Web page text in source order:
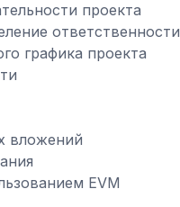
проекта
ответственности
графика проекта
вложений
EVM